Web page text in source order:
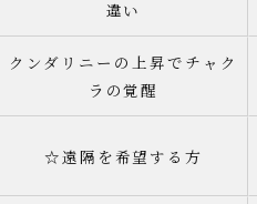
違い
クンダリニーの上昇でチャク
ラの覚醒
☆遠隔を希望する方